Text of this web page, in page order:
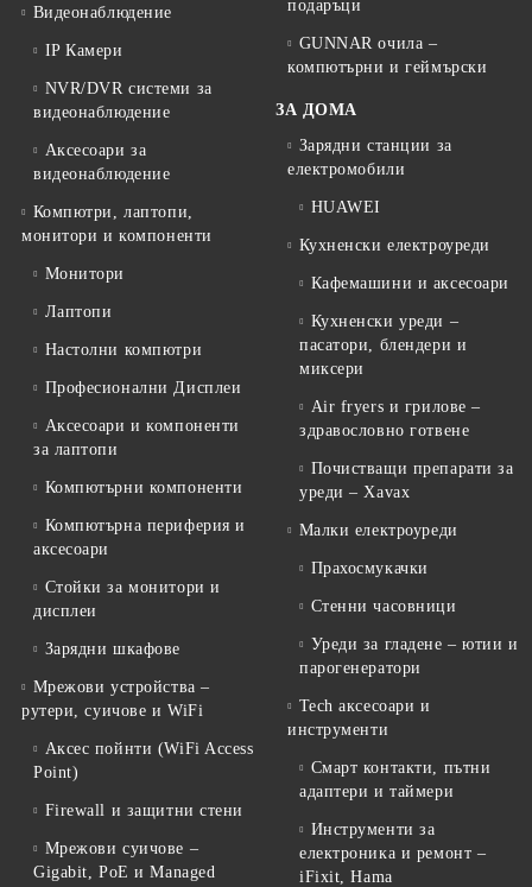
Видеонаблюдение
IP Камери
NVR/DVR системи за
видеонаблюдение
Аксесоари за
видеонаблюдение
Компютри, лаптопи,
монитори и компоненти
Монитори
Лаптопи
Настолни компютри
Професионални Дисплеи
Аксесоари и компоненти
за лаптопи
Компютърни компоненти
Компютърна периферия и
аксесоари
Стойки за монитори и
дисплеи
Зарядни шкафове
Мрежови устройства –
рутери, суичове и WiFi
Аксес пойнти (WiFi Access
Point)
Firewall и защитни стени
Мрежови суичове –
Gigabit, PoE и Managed
подаръци
GUNNAR очила –
компютърни и геймърски
ЗА ДОМА
Зарядни станции за
електромобили
HUAWEI
Кухненски електроуреди
Кафемашини и аксесоари
Кухненски уреди –
пасатори, блендери и
миксери
Air fryers и грилове –
здравословно готвене
Почистващи препарати за
уреди – Xavax
Малки електроуреди
Прахосмукачки
Стенни часовници
Уреди за гладене – ютии и
парогенератори
Tech аксесоари и
инструменти
Смарт контакти, пътни
адаптери и таймери
Инструменти за
електроника и ремонт –
iFixit, Hama